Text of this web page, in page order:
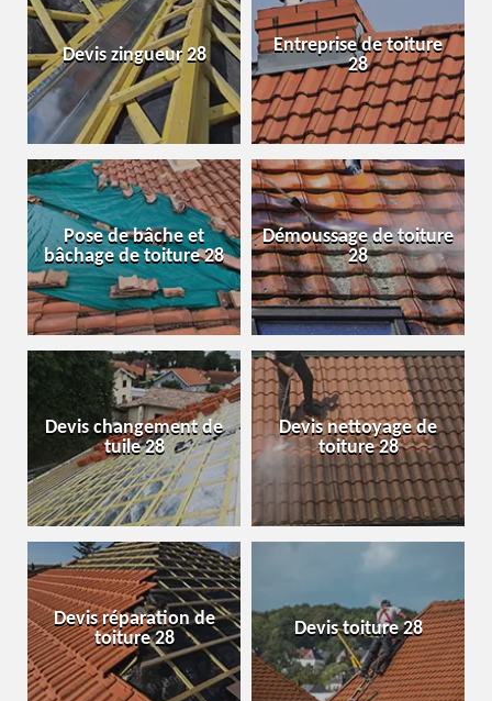
Devis zingueur 28
Entreprise de toiture
28
Pose de bâche et
bâchage de toiture 28
Démoussage de toiture
28
Devis changement de
tuile 28
Devis nettoyage de
toiture 28
Devis réparation de
toiture 28
Devis toiture 28